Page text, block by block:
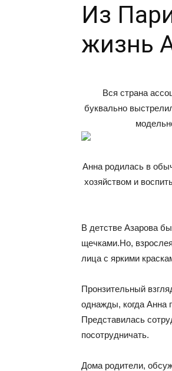
Из
жизнь
Вся страна
буквально
Анна родилась в
хозяйством и
В детстве Азарова
щечками.Но,
лица с яркими
Пронзительный
однажды, когда Анна
Представилась
посотрудничать.
Дома родители,